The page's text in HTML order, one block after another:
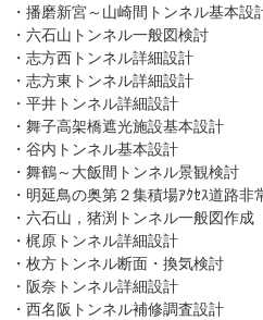
・播磨新宮～山崎間トンネル基本設
・六石山トンネル一般図検討
・志方西トンネル詳細設計
・志方東トンネル詳細設計
・平井トンネル詳細設計
・舞子高架橋遮光施設基本設計
・谷内トンネル基本設計
・舞鶴～大飯間トンネル景観検討
・明延鳥の奥第２集積場ｱｸｾｽ道路
・六石山，猪渕トンネル一般図作成
・梶原トンネル詳細設計
・枚方トンネル断面・換気検討
・阪奈トンネル詳細設計
・西名阪トンネル補修調査設計